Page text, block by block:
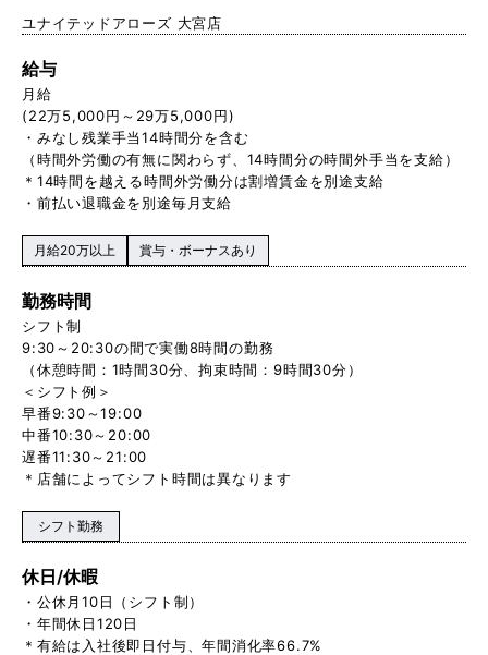
ユナイテッドアローズ 大宮店
給与
月給
(22万5,000円～29万5,000円)
・みなし残業手当14時間分を含む
（時間外労働の有無に関わらず、14時間分の時間外手当を支給）
＊14時間を越える時間外労働分は割増賃金を別途支給
・前払い退職金を別途毎月支給
月給20万以上 賞与・ボーナスあり
勤務時間
シフト制
9:30～20:30の間で実働8時間の勤務
（休憩時間：1時間30分、拘束時間：9時間30分）
＜シフト例＞
早番9:30～19:00
中番10:30～20:00
遅番11:30～21:00
＊店舗によってシフト時間は異なります
シフト勤務
休日/休暇
・公休月10日（シフト制）
・年間休日120日
＊有給は入社後即日付与、年間消化率66.7%